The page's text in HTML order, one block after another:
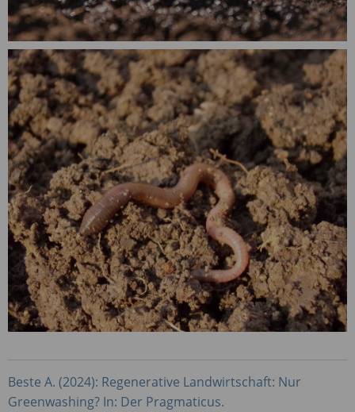
Beste A. (2024): Regenerative Landwirtschaft: Nur
Greenwashing? In: Der Pragmaticus.